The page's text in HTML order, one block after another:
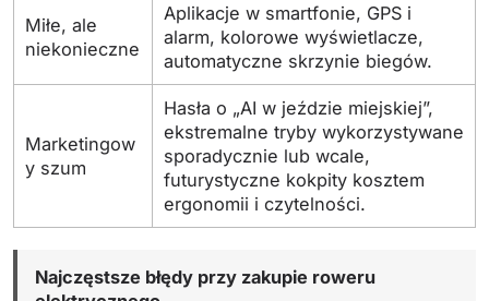
Miłe, ale
niekonieczne
Aplikacje w smartfonie, GPS i
alarm, kolorowe wyświetlacze,
automatyczne skrzynie biegów.
Marketingow
y szum
Hasła o „AI w jeździe miejskiej”,
ekstremalne tryby wykorzystywane
sporadycznie lub wcale,
futurystyczne kokpity kosztem
ergonomii i czytelności.
Najczęstsze błędy przy zakupie roweru